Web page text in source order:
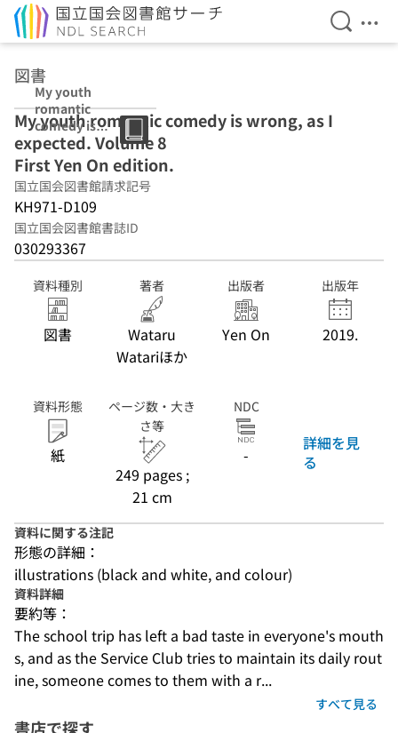
検索を
メ
図書
My youth
romantic
comedy is
wrong, as I
expected.
Volume 8 First
Yen On edition.
My youth romantic comedy is wrong, as I
expected. Volume 8
First Yen On edition.
国立国会図書館請求記号
KH971-D109
国立国会図書館書誌ID
030293367
資料種別
図書
著者
Wataru
Watariほか
出版者
Yen On
出版年
2019.
資料形態
紙
ページ数・大き
さ等
249 pages ;
21 cm
NDC
-
詳細を見
る
資料に関する注記
形態の詳細：
illustrations (black and white, and colour)
資料詳細
要約等：
The school trip has left a bad taste in everyone's mouth
s, and as the Service Club tries to maintain its daily rout
ine, someone comes to them with a r...
すべて見る
書店で探す